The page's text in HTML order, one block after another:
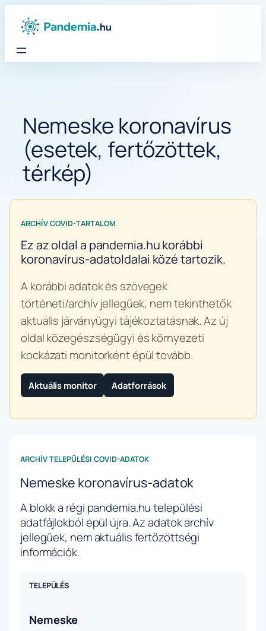
Nemeske koronavírus
(esetek, fertőzöttek,
térkép)
ARCHÍV COVID-TARTALOM
Ez az oldal a pandemia.hu korábbi
koronavírus-adatoldalai közé tartozik.
A korábbi adatok és szövegek
történeti/archív jellegűek, nem tekinthetők
aktuális járványügyi tájékoztatásnak. Az új
oldal közegészségügyi és környezeti
kockázati monitorként épül tovább.
Aktuális monitor Adatforrások
ARCHÍV TELEPÜLÉSI COVID-ADATOK
Nemeske koronavírus-adatok
A blokk a régi pandemia.hu települési
adatfájlokból épül újra. Az adatok archív
jellegűek, nem aktuális fertőzöttségi
információk.
TELEPÜLÉS
Nemeske